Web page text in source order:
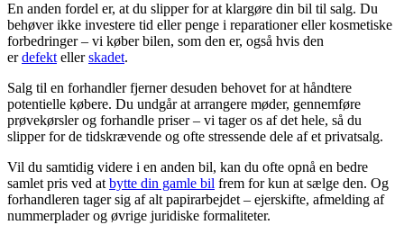
En anden fordel er, at du slipper for at klargøre din bil til salg. Du
behøver ikke investere tid eller penge i reparationer eller kosmetiske
forbedringer – vi køber bilen, som den er, også hvis den
erdefekt ellerskadet.
Salg til en forhandler fjerner desuden behovet for at håndtere
potentielle købere. Du undgår at arrangere møder, gennemføre
prøvekørsler og forhandle priser – vi tager os af det hele, så du
slipper for de tidskrævende og ofte stressende dele af et privatsalg.
Vil du samtidig videre i en anden bil, kan du ofte opnå en bedre
samlet pris ved at bytte din gamle bil frem for kun at sælge den. Og
forhandleren tager sig af alt papirarbejdet – ejerskifte, afmelding af
nummerplader og øvrige juridiske formaliteter.